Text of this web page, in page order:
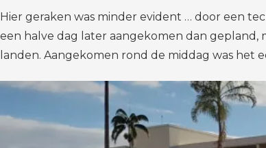
Hier geraken was minder evident … door een
een halve dag later aangekomen dan gepland,
landen. Aangekomen rond de middag was het